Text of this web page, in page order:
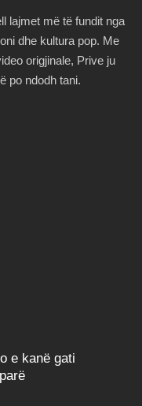
lajmet më të fundit nga
dhe kultura pop. Me
origjinale, Prive ju
po ndodh tani.
e kanë gati